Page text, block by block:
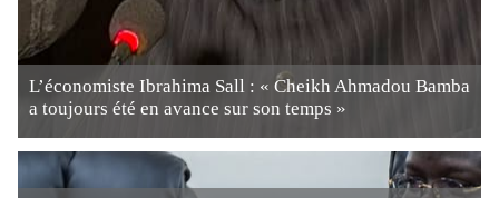
L’économiste Ibrahima Sall : « Cheikh Ahmadou Bamba
a toujours été en avance sur son temps »